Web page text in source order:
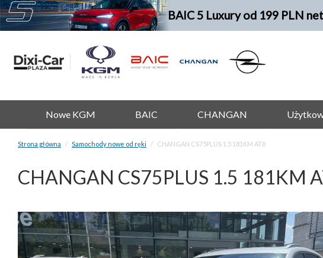
BAIC 5 Luxury od 199 PLN
Nowe KGM BAIC CHANGAN
Strona główna Samochody nowe od ręki CHANGAN CS75PLUS 1.5 181KM AT8
CHANGAN CS75PLUS 1.5 181KM